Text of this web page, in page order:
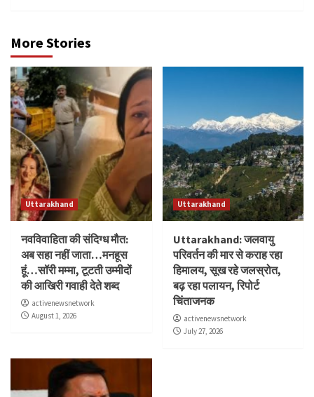
More Stories
Uttarakhand
नवविवाहिता की संदिग्ध मौत:
अब सहा नहीं जाता…मनहूस
हूं…सॉरी मम्मा, टूटती उम्मीदों
की आखिरी गवाही देते शब्द
activenewsnetwork
August 1, 2026
Uttarakhand
Uttarakhand: जलवायु
परिवर्तन की मार से कराह रहा
हिमालय, सूख रहे जलस्रोत,
बढ़ रहा पलायन, रिपोर्ट
चिंताजनक
activenewsnetwork
July 27, 2026